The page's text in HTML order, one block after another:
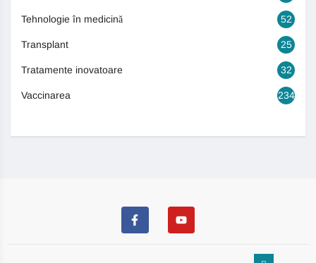
Tehnologie în medicină 52
Transplant 25
Tratamente inovatoare 32
Vaccinarea 234